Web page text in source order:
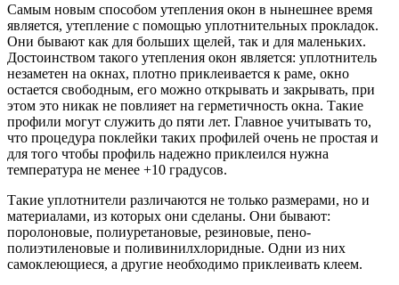
Самым новым способом утепления окон в нынешнее время
является, утепление с помощью уплотнительных прокладок.
Они бывают как для больших щелей, так и для маленьких.
Достоинством такого утепления окон является: уплотнитель
незаметен на окнах, плотно приклеивается к раме, окно
остается свободным, его можно открывать и закрывать, при
этом это никак не повлияет на герметичность окна. Такие
профили могут служить до пяти лет. Главное учитывать то,
что процедура поклейки таких профилей очень не простая и
для того чтобы профиль надежно приклеился нужна
температура не менее +10 градусов.
Такие уплотнители различаются не только размерами, но и
материалами, из которых они сделаны. Они бывают:
поролоновые, полиуретановые, резиновые, пено-
полиэтиленовые и поливинилхлоридные. Одни из них
самоклеющиеся, а другие необходимо приклеивать клеем.